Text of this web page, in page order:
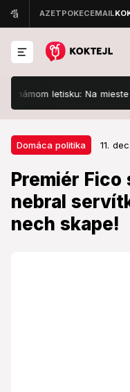
letisku: Na mieste
Domáca politika 11.
Premiér Fico
nebral
nech skape!
Domáca politika 11.
Premiér Fico
nebral
nech skape!